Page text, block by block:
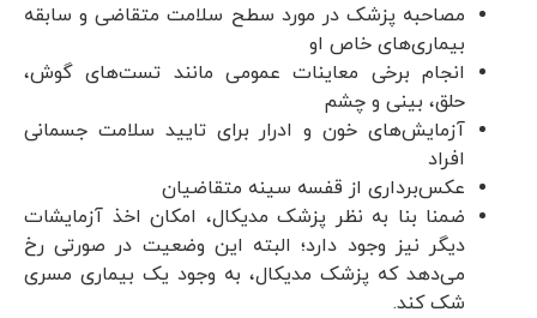
مصاحبه پزشک در مورد سطح سلامت متقاضی و سابقه
بیماری‌های خاص او
انجام برخی معاینات عمومی مانند تست‌های گوش،
حلق، بینی و چشم
آزمایش‌های خون و ادرار برای تایید سلامت جسمانی
افراد
عکس‌برداری از قفسه سینه متقاضیان
ضمنا بنا به نظر پزشک مدیکال، امکان اخذ آزمایشات
دیگر نیز وجود دارد؛ البته این وضعیت در صورتی رخ
می‌دهد که پزشک مدیکال، به وجود یک بیماری مسری
شک کند.